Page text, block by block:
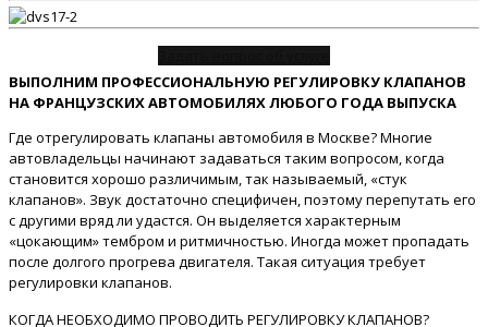
ВЫПОЛНИМ ПРОФЕССИОНАЛЬНУЮ РЕГУЛИРОВКУ КЛАПАНОВ
НА ФРАНЦУЗСКИХ АВТОМОБИЛЯХ ЛЮБОГО ГОДА ВЫПУСКА
Где отрегулировать клапаны автомобиля в Москве? Многие
автовладельцы начинают задаваться таким вопросом, когда
становится хорошо различимым, так называемый, «стук
клапанов». Звук достаточно специфичен, поэтому перепутать его
с другими вряд ли удастся. Он выделяется характерным
«цокающим» тембром и ритмичностью. Иногда может пропадать
после долгого прогрева двигателя. Такая ситуация требует
регулировки клапанов.
КОГДА НЕОБХОДИМО ПРОВОДИТЬ РЕГУЛИРОВКУ КЛАПАНОВ?